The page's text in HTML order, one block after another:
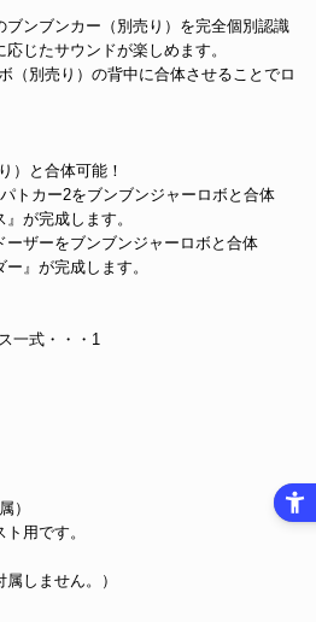
ブンブンカー（別売り）を完全個別認識
じたサウンドが楽しめます。
（別売り）の背中に合体させることでロ
）と合体可能！
トカー2をブンブンジャーロボと合体
が完成します。
ザーをブンブンジャーロボと合体
』が完成します。
一式・・・1
）
用です。
しません。）